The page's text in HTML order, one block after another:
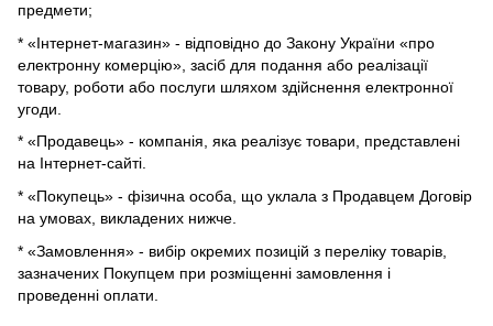
предмети;
* «Інтернет-магазин» - відповідно до Закону України «про
електронну комерцію», засіб для подання або реалізації
товару, роботи або послуги шляхом здійснення електронної
угоди.
* «Продавець» - компанія, яка реалізує товари, представлені
на Інтернет-сайті.
* «Покупець» - фізична особа, що уклала з Продавцем Договір
на умовах, викладених нижче.
* «Замовлення» - вибір окремих позицій з переліку товарів,
зазначених Покупцем при розміщенні замовлення і
проведенні оплати.